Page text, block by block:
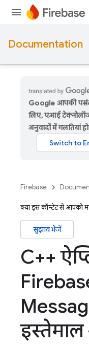
Documentation
Google आपकी
लिए, एआई
अनुवादों में गलतियां
Firebase
क्या इस कॉन्टेंट से आपको
सुझाव भेजें
C++